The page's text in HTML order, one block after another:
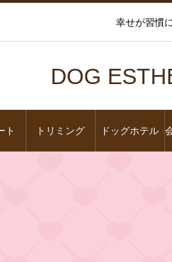
幸せが習慣
DOG
ト トリミング ドッグホテル